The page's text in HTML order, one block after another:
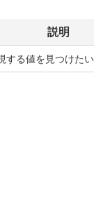
説明
する値を見つけた